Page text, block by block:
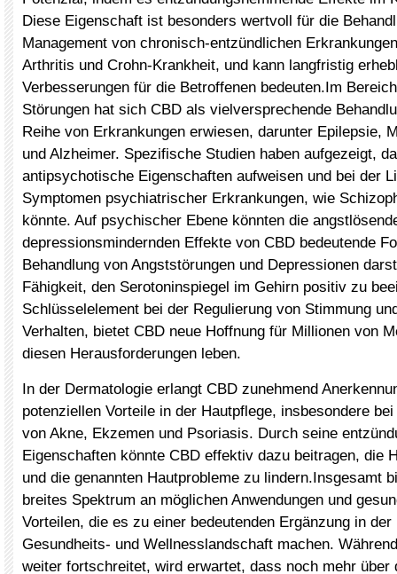
Diese Eigenschaft ist besonders wertvoll für die
Management von chronisch-entzündlichen
Arthritis und Crohn-Krankheit, und kann langfristig
Verbesserungen für die Betroffenen bedeuten.Im
Störungen hat sich CBD als vielversprechende
Reihe von Erkrankungen erwiesen, darunter Epilepsie,
und Alzheimer. Spezifische Studien haben aufgezeigt,
antipsychotische Eigenschaften aufweisen und bei der
Symptomen psychiatrischer Erkrankungen, wie
könnte. Auf psychischer Ebene könnten die
depressionsmindernden Effekte von CBD bedeutende
Behandlung von Angststörungen und Depressionen
Fähigkeit, den Serotoninspiegel im Gehirn positiv zu
Schlüsselelement bei der Regulierung von Stimmung
Verhalten, bietet CBD neue Hoffnung für Millionen von
diesen Herausforderungen leben.
In der Dermatologie erlangt CBD zunehmend
potenziellen Vorteile in der Hautpflege, insbesondere
von Akne, Ekzemen und Psoriasis. Durch seine
Eigenschaften könnte CBD effektiv dazu beitragen, die
und die genannten Hautprobleme zu lindern.Insgesamt
breites Spektrum an möglichen Anwendungen und
Vorteilen, die es zu einer bedeutenden Ergänzung in der
Gesundheits- und Wellnesslandschaft machen.
weiter fortschreitet, wird erwartet, dass noch mehr über